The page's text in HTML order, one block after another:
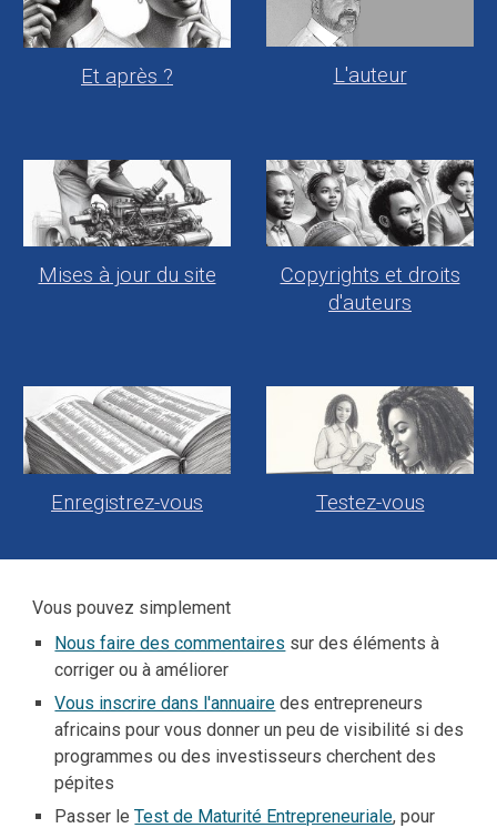
Et après ? L'auteur
Mises à jour du site
Copyrights et droits
d'auteurs
Enregistrez-vous Testez-vous
Vous pouvez simplement
Nous faire des commentaires sur des éléments à
corriger ou à améliorer
Vous inscrire dans l'annuaire des entrepreneurs
africains pour vous donner un peu de visibilité si des
programmes ou des investisseurs cherchent des
pépites
Passer leTest de Maturité Entrepreneuriale, pour